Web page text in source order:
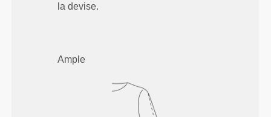
la devise.
Ample